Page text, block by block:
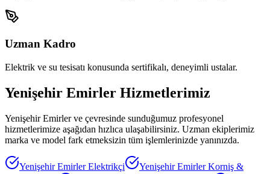
Uzman Kadro
Elektrik ve su tesisatı konusunda sertifikalı, deneyimli ustalar.
Yenişehir Emirler Hizmetlerimiz
Yenişehir Emirlerve çevresinde sunduğumuz profesyonel
hizmetlerimize aşağıdan hızlıca ulaşabilirsiniz. Uzman ekiplerimiz
marka ve model fark etmeksizin tüm işlemlerinizde yanınızda.
Yenişehir Emirler Elektrikçi Yenişehir Emirler Korniş &